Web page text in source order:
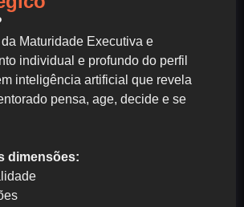
Maturidade Executiva e
individual e profundo do perfil
inteligência artificial que revela
pensa, age, decide e se
dimensões: